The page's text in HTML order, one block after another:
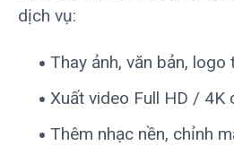
dịch vụ:
Thay ảnh, văn bản, logo
Xuất video Full HD / 4K
Thêm nhạc nền, chỉnh